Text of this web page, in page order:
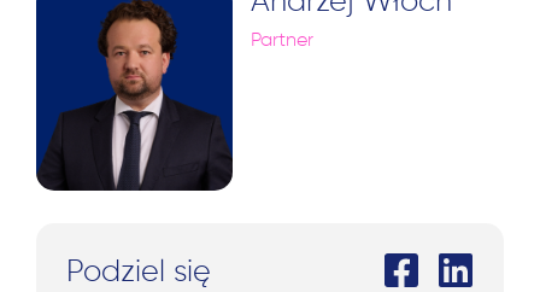
Partner
Podziel się